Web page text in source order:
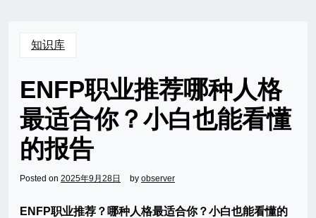
知识库
ENFP职业推荐哪种人格
最适合你？小白也能看懂
的报告
Posted on 2025年9月28日 by observer
ENFP职业推荐？哪种人格最适合你？小白也能看懂的